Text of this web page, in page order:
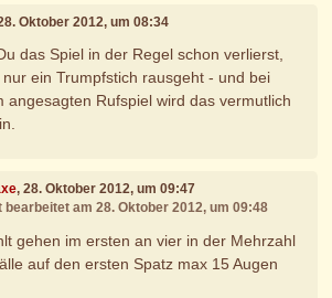
Oktober 2012, um 08:34
das Spiel in der Regel schon verlierst,
nur ein Trumpfstich rausgeht - und bei
angesagten Rufspiel wird das vermutlich
, 28. Oktober 2012, um 09:47
bearbeitet am 28. Oktober 2012, um 09:48
gehen im ersten an vier in der Mehrzahl
auf den ersten Spatz max 15 Augen